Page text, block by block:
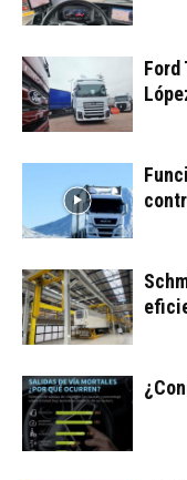
Ford